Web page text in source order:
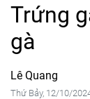
Trứng
gà
Lê Quang
Thứ Bảy, 12/10/